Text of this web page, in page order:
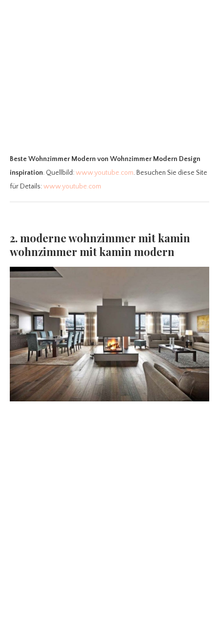
Beste Wohnzimmer Modern von Wohnzimmer Modern Design
inspiration. Quellbild:www.youtube.com. Besuchen Sie diese Site
für Details:www.youtube.com
2. moderne wohnzimmer mit kamin
wohnzimmer mit kamin modern